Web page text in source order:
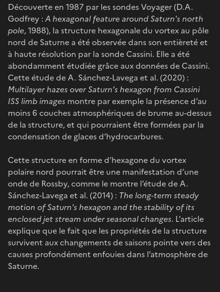
Découverte en 1987 par les sondes Voyager (D.A.
Godfrey : A hexagonal feature around Saturn's north
pole, 1988), la structure hexagonale du vortex au pôle
nord de Saturne a été observée dans son entièreté et
à haute résolution par la sonde Cassini. Elle a été
abondamment étudiée grâce aux données de Cassini.
Cette étude de A. Sánchez-Lavega et al. (2020) :
Multilayer hazes over Saturn’s hexagon from Cassini
ISS limb images montre par exemple la présence d’au
moins 6 couches atmosphériques de brume au-dessus
de la structure, et qui pourraient être formées par la
condensation de glaces d’hydrocarbures.
Cette structure en forme d’hexagone du vortex
polaire nord pourrait être une manifestation d’une
onde de Rossby, comme le montre l’étude de A.
Sánchez-Lavega et al. (2014) : The long-term steady
motion of Saturn's hexagon and the stability of its
enclosed jet stream under seasonal changes. L’article
explique que le fait que les propriétés de la structure
survivent aux changements de saisons pointe vers des
causes profondément enfouies dans l’atmosphère de
Saturne.